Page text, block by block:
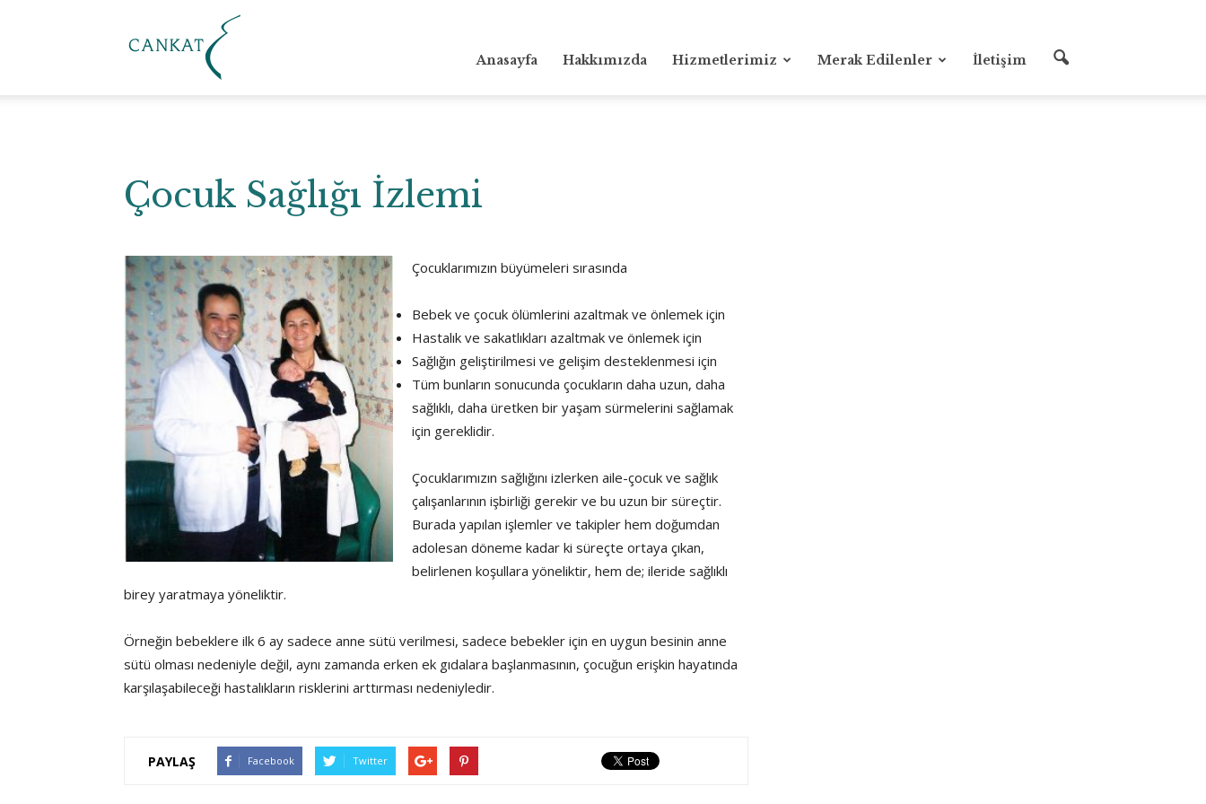
Anasayfa Hakkımızda Hizmetlerimiz Merak Edilenler İletişim
Çocuk Sağlığı İzlemi
Çocuklarımızın büyümeleri sırasında
Bebek ve çocuk ölümlerini azaltmak ve önlemek için
Hastalık ve sakatlıkları azaltmak ve önlemek için
Sağlığın geliştirilmesi ve gelişim desteklenmesi için
Tüm bunların sonucunda çocukların daha uzun, daha
sağlıklı, daha üretken bir yaşam sürmelerini sağlamak
için gereklidir.
Çocuklarımızın sağlığını izlerken aile-çocuk ve sağlık
çalışanlarının işbirliği gerekir ve bu uzun bir süreçtir.
Burada yapılan işlemler ve takipler hem doğumdan
adolesan döneme kadar ki süreçte ortaya çıkan,
belirlenen koşullara yöneliktir, hem de; ileride sağlıklı
birey yaratmaya yöneliktir.
Örneğin bebeklere ilk 6 ay sadece anne sütü verilmesi, sadece bebekler için en uygun besinin anne
sütü olması nedeniyle değil, aynı zamanda erken ek gıdalara başlanmasının, çocuğun erişkin hayatında
karşılaşabileceği hastalıkların risklerini arttırması nedeniyledir.
PAYLAŞ Facebook Twitter